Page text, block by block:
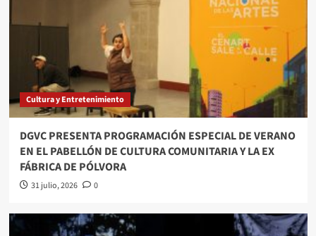
Cultura y Entretenimiento
DGVC PRESENTA PROGRAMACIÓN ESPECIAL DE VERANO
EN EL PABELLÓN DE CULTURA COMUNITARIA Y LA EX
FÁBRICA DE PÓLVORA
31 julio, 2026 0